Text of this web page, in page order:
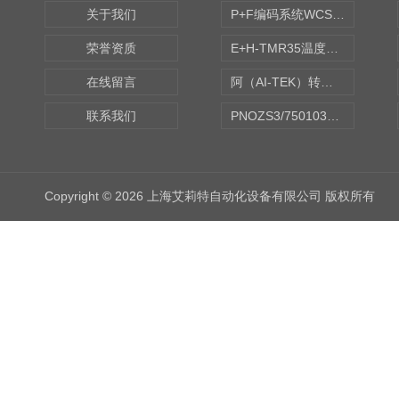
关于我们
荣誉资质
在线留言
联系我们
Copyright © 2026 上海艾莉特自动化设备有限公司 版权所有